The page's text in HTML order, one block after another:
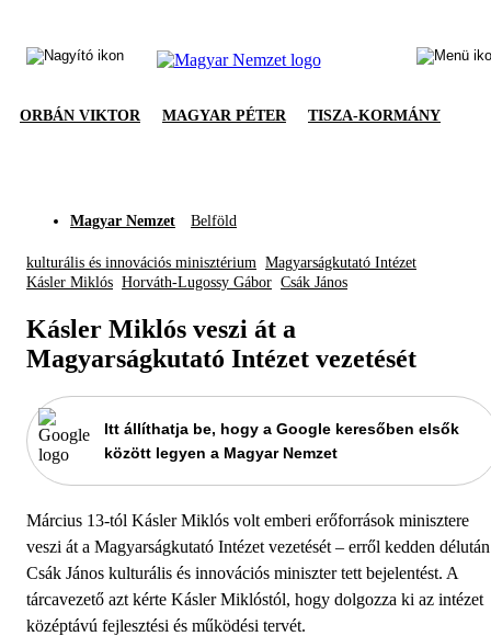
ORBÁN VIKTOR MAGYAR PÉTER TISZA-KORMÁNY
Magyar Nemzet Belföld
kulturális és innovációs minisztérium Magyarságkutató Intézet
Kásler Miklós Horváth-Lugossy Gábor Csák János
Kásler Miklós veszi át a
Magyarságkutató Intézet vezetését
Itt állíthatja be, hogy a Google keresőben elsők
között legyen a Magyar Nemzet
Március 13-tól Kásler Miklós volt emberi erőforrások minisztere
veszi át a Magyarságkutató Intézet vezetését – erről kedden délután
Csák János kulturális és innovációs miniszter tett bejelentést. A
tárcavezető azt kérte Kásler Miklóstól, hogy dolgozza ki az intézet
középtávú fejlesztési és működési tervét.